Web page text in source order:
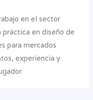
en el sector
práctica en diseño de
para mercados
experiencia y